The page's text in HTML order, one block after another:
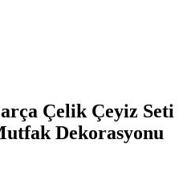
Çelik Çeyiz Seti
Dekorasyonu